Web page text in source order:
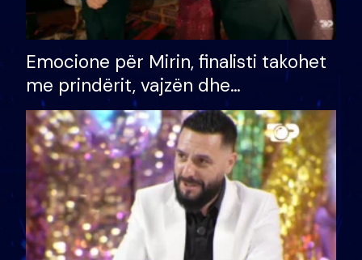
Emocione për Mirin, finalisti takohet
me prindërit, vajzën dhe
bashkëshorten: S’kemi ndonjë letër
divorci apo jo?